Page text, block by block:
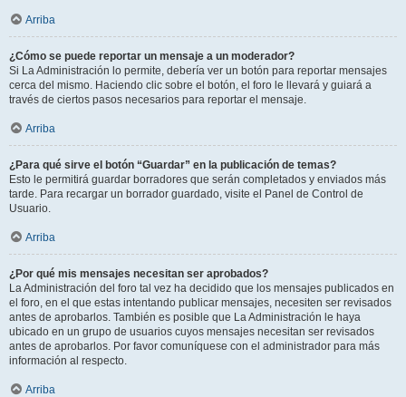
Arriba
¿Cómo se puede reportar un mensaje a un moderador?
Si La Administración lo permite, debería ver un botón para reportar mensajes
cerca del mismo. Haciendo clic sobre el botón, el foro le llevará y guiará a
través de ciertos pasos necesarios para reportar el mensaje.
Arriba
¿Para qué sirve el botón “Guardar” en la publicación de temas?
Esto le permitirá guardar borradores que serán completados y enviados más
tarde. Para recargar un borrador guardado, visite el Panel de Control de
Usuario.
Arriba
¿Por qué mis mensajes necesitan ser aprobados?
La Administración del foro tal vez ha decidido que los mensajes publicados en
el foro, en el que estas intentando publicar mensajes, necesiten ser revisados
antes de aprobarlos. También es posible que La Administración le haya
ubicado en un grupo de usuarios cuyos mensajes necesitan ser revisados
antes de aprobarlos. Por favor comuníquese con el administrador para más
información al respecto.
Arriba